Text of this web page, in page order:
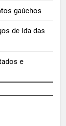
gaúchos
de ida das
e